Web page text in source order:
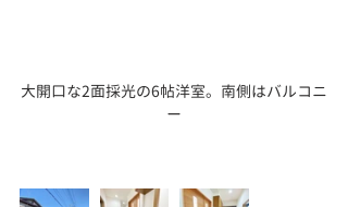
大開口な2面採光の6帖洋室。南側はバルコニ
ー